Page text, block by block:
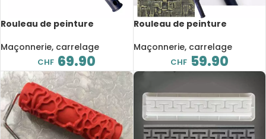
Rouleau de peinture
gaufrage, ligne verticale,
professionnel, EG718
Maçonnerie, carrelage
CHF 69.90
Rouleau de peinture
gaufrage, imitation pierre,
professionnel, 2205TS
Maçonnerie, carrelage
CHF 59.90